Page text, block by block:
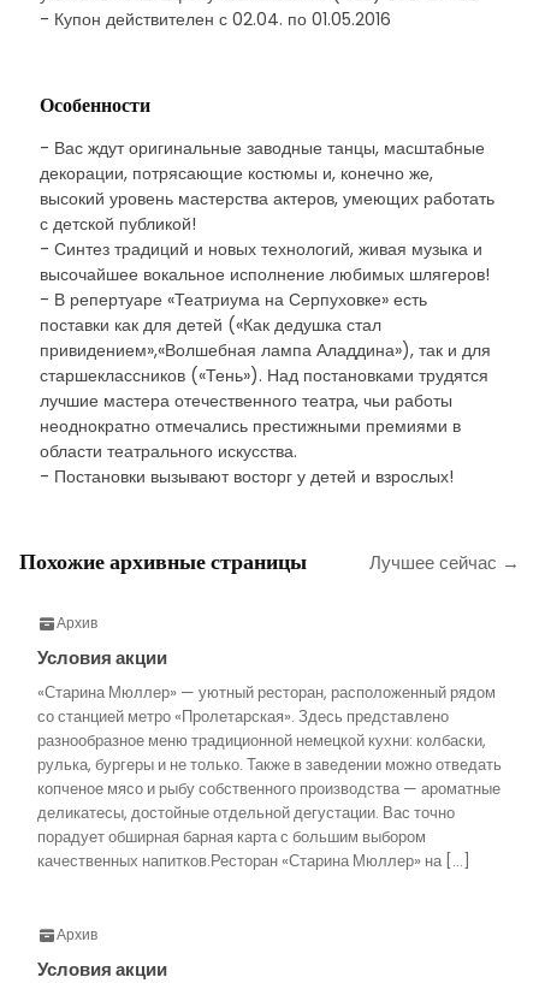
- Купон действителен с 02.04. по 01.05.2016
Особенности
- Вас ждут оригинальные заводные танцы, масштабные
декорации, потрясающие костюмы и, конечно же,
высокий уровень мастерства актеров, умеющих работать
с детской публикой!
- Синтез традиций и новых технологий, живая музыка и
высочайшее вокальное исполнение любимых шлягеров!
- В репертуаре «Театриума на Серпуховке» есть
поставки как для детей («Как дедушка стал
привидением»,«Волшебная лампа Аладдина»), так и для
старшеклассников («Тень»). Над постановками трудятся
лучшие мастера отечественного театра, чьи работы
неоднократно отмечались престижными премиями в
области театрального искусства.
- Постановки вызывают восторг у детей и взрослых!
Похожие архивные страницы Лучшее сейчас →
Архив
Условия акции
«Старина Мюллер» — уютный ресторан, расположенный рядом
со станцией метро «Пролетарская». Здесь представлено
разнообразное меню традиционной немецкой кухни: колбаски,
рулька, бургеры и не только. Также в заведении можно отведать
копченое мясо и рыбу собственного производства — ароматные
деликатесы, достойные отдельной дегустации. Вас точно
порадует обширная барная карта с большим выбором
качественных напитков.Ресторан «Старина Мюллер» на […]
Архив
Условия акции